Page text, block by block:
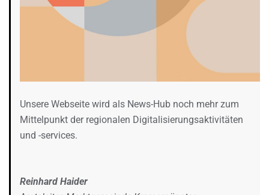
Unsere Webseite wird als News-Hub noch mehr zum
Mittelpunkt der regionalen Digitalisierungsaktivitäten
und -services.
Reinhard Haider